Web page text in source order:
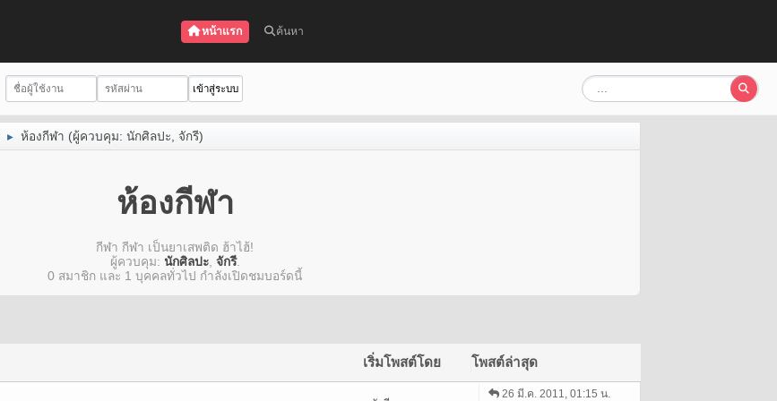
หน้าแรก ค้นหา
► ห้องกีฬา (ผู้ควบคุม: นักศิลปะ, จักรี)
ห้องกีฬา
กีฬา กีฬา เป็นยาเสพติด ฮ้าไฮ้!
ผู้ควบคุม: นักศิลปะ, จักรี.
0 สมาชิก และ 1 บุคคลทั่วไป กำลังเปิดชมบอร์ดนี้
เริ่มโพสต์โดย โพสต์ล่าสุด
26 มี.ค. 2011, 01:15 น.